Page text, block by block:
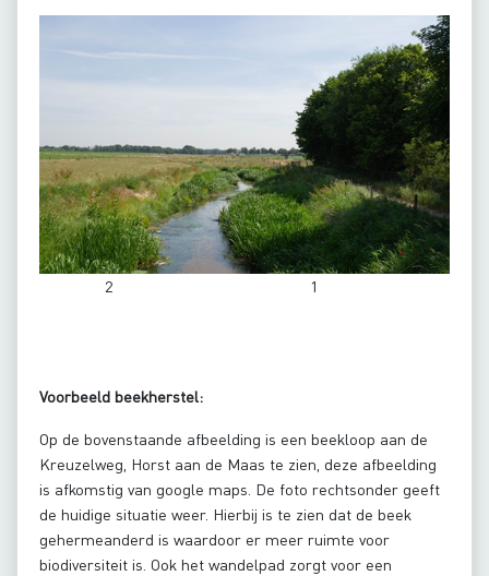
2 1
Voorbeeld beekherstel:
Op de bovenstaande afbeelding is een beekloop aan de
Kreuzelweg, Horst aan de Maas te zien, deze afbeelding
is afkomstig van google maps. De foto rechtsonder geeft
de huidige situatie weer. Hierbij is te zien dat de beek
gehermeanderd is waardoor er meer ruimte voor
biodiversiteit is. Ook het wandelpad zorgt voor een